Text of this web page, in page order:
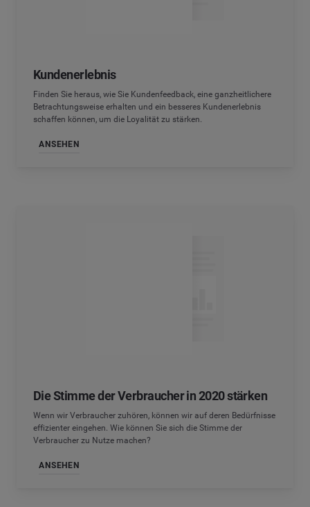
Kundenerlebnis
Finden Sie heraus, wie Sie Kundenfeedback, eine ganzheitlichere
Betrachtungsweise erhalten und ein besseres Kundenerlebnis
schaffen können, um die Loyalität zu stärken.
ANSEHEN
Die Stimme der Verbraucher in 2020 stärken
Wenn wir Verbraucher zuhören, können wir auf deren Bedürfnisse
effizienter eingehen. Wie können Sie sich die Stimme der
Verbraucher zu Nutze machen?
ANSEHEN